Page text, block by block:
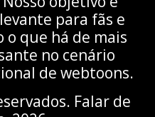
para fãs e
o que há de mais
no cenário
de webtoons.
Falar de